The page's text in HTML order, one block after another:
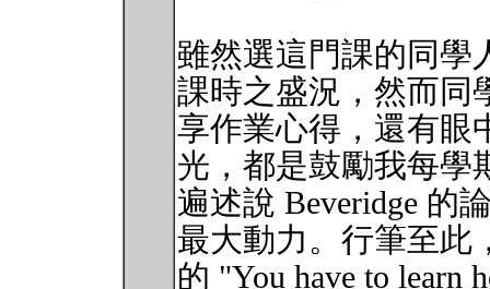
雖然選這門課的同學
課時之盛況，然而同
享作業心得，還有眼
光，都是鼓勵我每學
遍述說 Beveridge 的
最大動力。行筆至此
的 "You have to learn